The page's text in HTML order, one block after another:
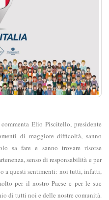
Elio Piscitello, presidente
di maggiore difficoltà, sanno
sa fare e sanno trovare risorse
senso di responsabilità e per
a questi sentimenti: noi tutti, infatti,
per il nostro Paese e per le sue
di tutti noi e delle nostre comunità.